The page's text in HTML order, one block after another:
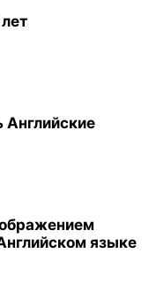
Английские
языке